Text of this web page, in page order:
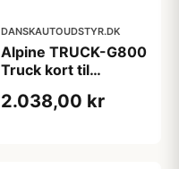
DANSKAUTOUDSTYR.DK
Alpine TRUCK-G800
Truck kort til
2.038,00 kr